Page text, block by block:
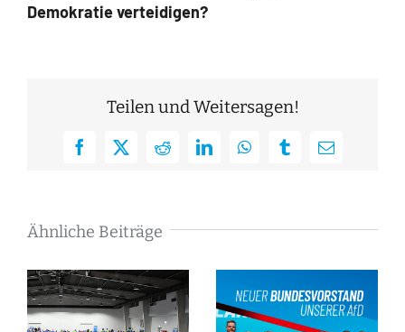
Demokratie verteidigen?
Teilen und Weitersagen!
Facebook
X RedditLinkedInWhatsAppTumblrE-
Ähnliche Beiträge